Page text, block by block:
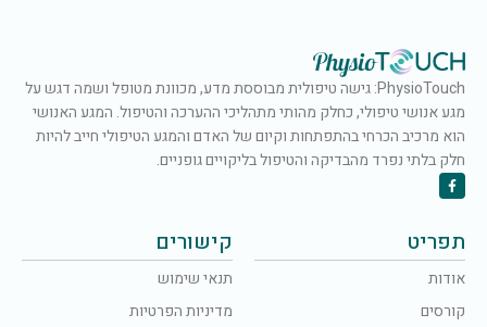
PhysioTouch: גישה טיפולית מבוססת מדע, מכוונת מטופל ושמה דגש על
מגע אנושי טיפולי, כחלק מהותי מתהליכי ההערכה והטיפול. המגע האנושי
הוא מרכיב הכרחי בהתפתחות וקיום של האדם והמגע הטיפולי חייב להיות
חלק בלתי נפרד מהבדיקה והטיפול בליקויים גופניים.
תפריט
אודות
קורסים
קישורים
תנאי שימוש
מדיניות הפרטיות